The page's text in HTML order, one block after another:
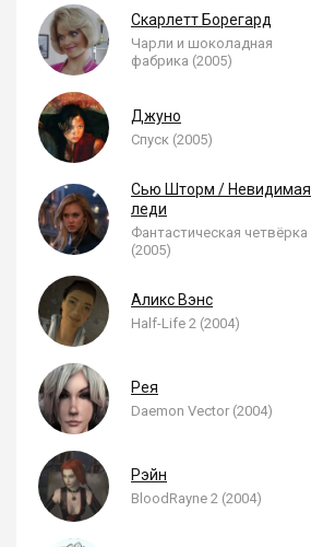
Скарлетт Борегард
Чарли и шоколадная
фабрика (2005)
Джуно
Спуск (2005)
Сью Шторм / Невидимая
леди
Фантастическая четвёрка
(2005)
Аликс Вэнс
Half-Life 2 (2004)
Рея
Daemon Vector (2004)
Рэйн
BloodRayne 2 (2004)